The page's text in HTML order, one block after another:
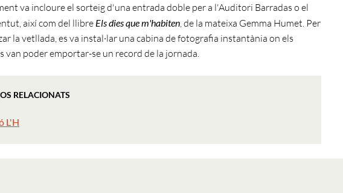
va incloure el sorteig d'una entrada doble per a l'Auditori Barradas o el
així com del llibre Els dies que m'habiten , de la mateixa Gemma Humet. Per
la vetllada, es va instal·lar una cabina de fotografia instantània on els
van poder emportar-se un record de la jornada.
RELACIONATS
L'H